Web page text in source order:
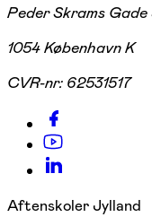
Peder Skrams Gade
1054 København K
CVR-nr: 62531517
Aftenskoler Jylland